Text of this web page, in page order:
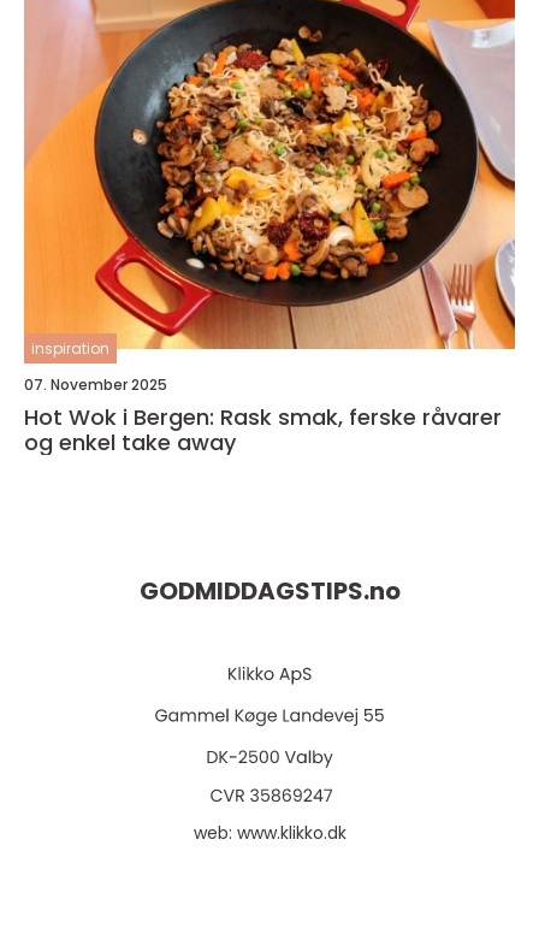
inspiration
07. November 2025
Hot Wok i Bergen: Rask smak, ferske råvarer
og enkel take away
GODMIDDAGSTIPS.no
web: www.klikko.dk